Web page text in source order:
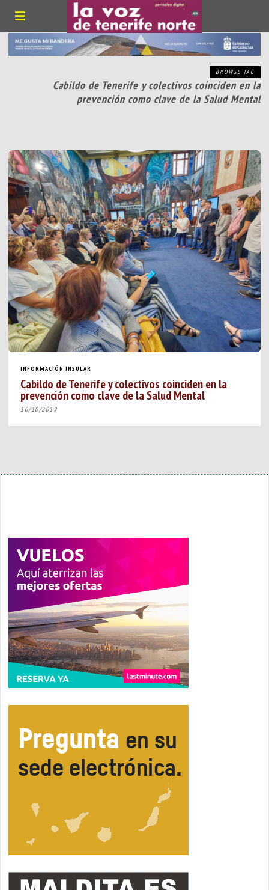
BROWSE TAG
Cabildo de Tenerife y colectivos coinciden en la
prevención como clave de la Salud Mental
INFORMACIÓN INSULAR
Cabildo de Tenerife y colectivos coinciden en la
prevención como clave de la Salud Mental
10/10/2019